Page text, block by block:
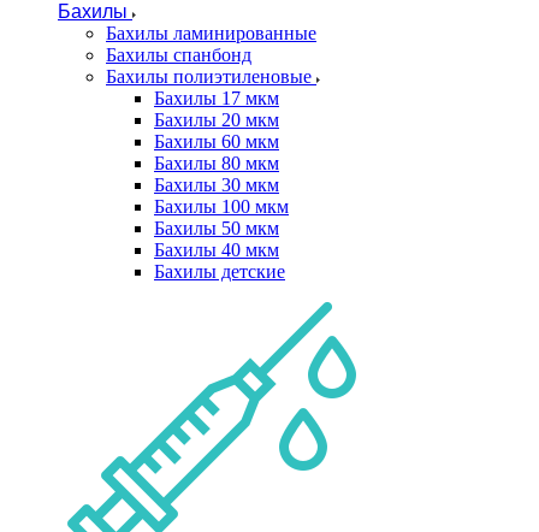
Бахилы
Бахилы ламинированные
Бахилы спанбонд
Бахилы полиэтиленовые
Бахилы 17 мкм
Бахилы 20 мкм
Бахилы 60 мкм
Бахилы 80 мкм
Бахилы 30 мкм
Бахилы 100 мкм
Бахилы 50 мкм
Бахилы 40 мкм
Бахилы детские